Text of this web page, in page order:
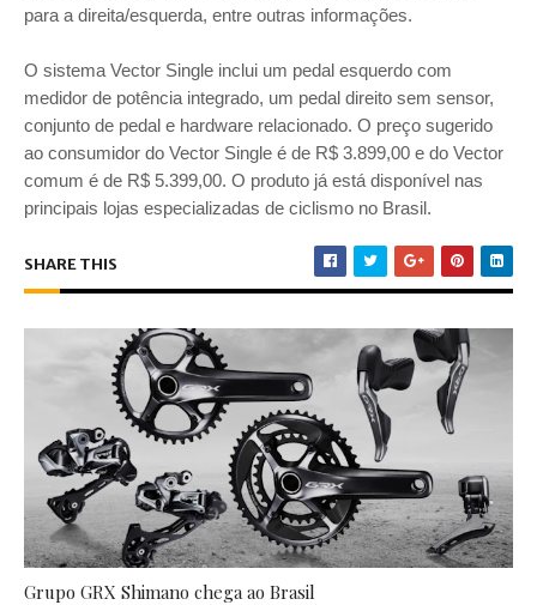
para a direita/esquerda, entre outras informações.
O sistema Vector Single inclui um pedal esquerdo com
medidor de potência integrado, um pedal direito sem sensor,
conjunto de pedal e hardware relacionado. O preço sugerido
ao consumidor do Vector Single é de R$ 3.899,00 e do Vector
comum é de R$ 5.399,00. O produto já está disponível nas
principais lojas especializadas de ciclismo no Brasil.
SHARE THIS
Grupo GRX Shimano chega ao Brasil